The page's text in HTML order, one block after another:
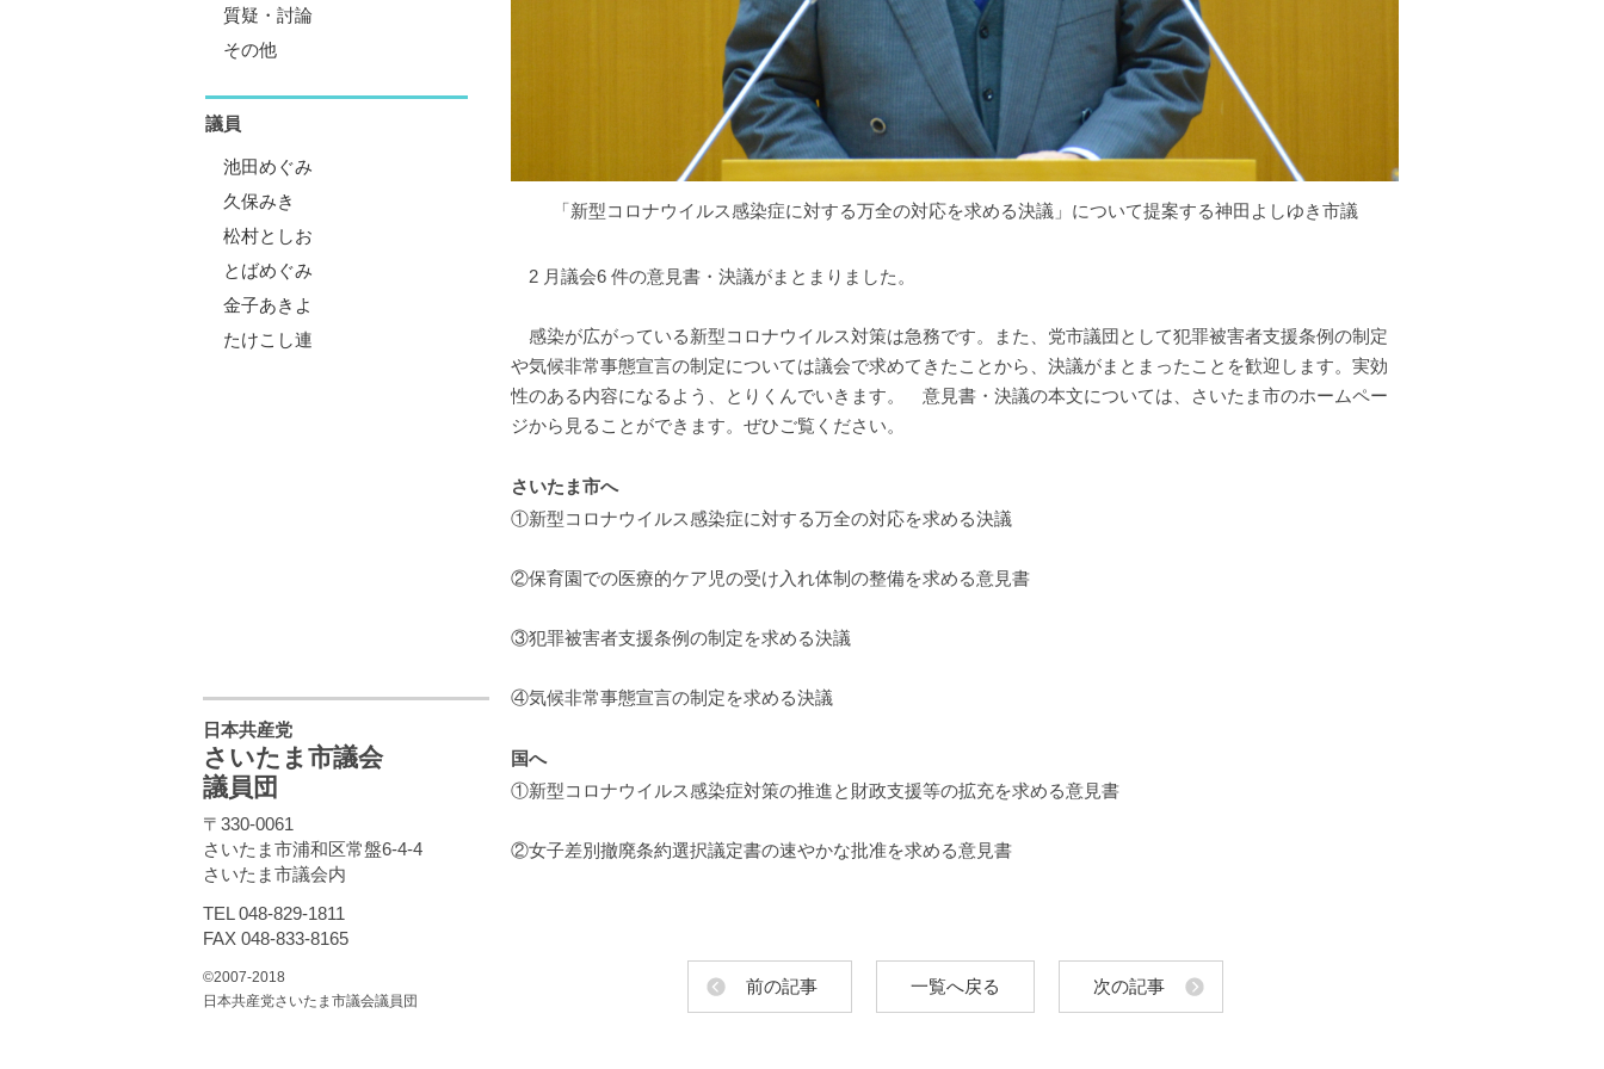
「新型コロナウイルス感染症に対する万全の対応を求める決議」について提案する神田よしゆき市議
2 月議会6 件の意見書・決議がまとまりました。
感染が広がっている新型コロナウイルス対策は急務です。また、党市議団として犯罪被害者支援条例の制定
や気候非常事態宣言の制定については議会で求めてきたことから、決議がまとまったことを歓迎します。実効
性のある内容になるよう、とりくんでいきます。 意見書・決議の本文については、さいたま市のホームペー
ジから見ることができます。ぜひご覧ください。
さいたま市へ
①新型コロナウイルス感染症に対する万全の対応を求める決議
②保育園での医療的ケア児の受け入れ体制の整備を求める意見書
③犯罪被害者支援条例の制定を求める決議
④気候非常事態宣言の制定を求める決議
国へ
①新型コロナウイルス感染症対策の推進と財政支援等の拡充を求める意見書
②女子差別撤廃条約選択議定書の速やかな批准を求める意見書
前の記事 一覧へ戻る 次の記事
質疑・討論
その他
議員
池田めぐみ
久保みき
松村としお
とばめぐみ
金子あきよ
たけこし連
日本共産党
さいたま市議会
議員団
〒330-0061
さいたま市浦和区常盤6-4-4
さいたま市議会内
TEL 048-829-1811
FAX 048-833-8165
©2007-2018
日本共産党さいたま市議会議員団